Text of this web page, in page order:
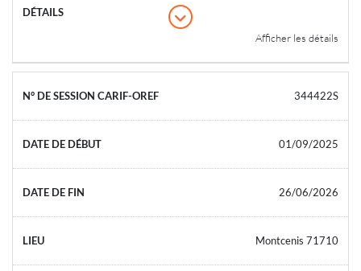
Afficher les détails
344422S
01/09/2025
26/06/2026
Montcenis 71710